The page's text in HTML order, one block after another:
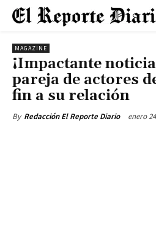
MAGAZINE
¡Impactante
pareja de actores
fin a su relación
By Redacción El Reporte Diario enero